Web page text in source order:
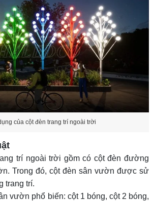
của cột đèn trang trí ngoài trời
trí ngoài trời gồm có cột đèn đường
Trong đó, cột đèn sân vườn được sử
trang trí.
vườn phổ biến: cột 1 bóng, cột 2 bóng,